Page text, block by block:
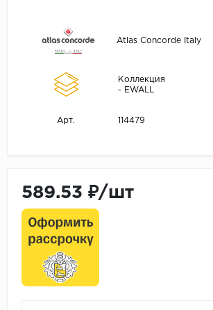
Atlas Concorde Italy
Коллекция
- EWALL
Арт. 114479
589.53 ₽/шт